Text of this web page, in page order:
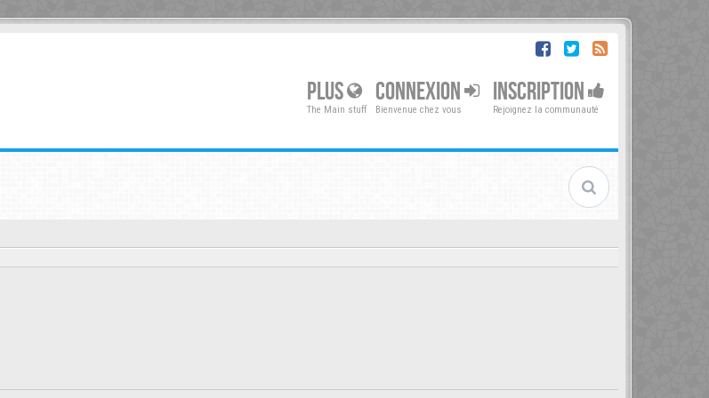
PLUS
The Main stuff
CONNEXION
Bienvenue chez vous
INSCRIPTION
Rejoignez la communauté